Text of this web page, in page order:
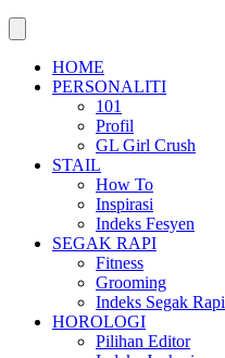
HOME
PERSONALITI
101
Profil
GL Girl Crush
STAIL
How To
Inspirasi
Indeks Fesyen
SEGAK RAPI
Fitness
Grooming
Indeks Segak Rapi
HOROLOGI
Pilihan Editor